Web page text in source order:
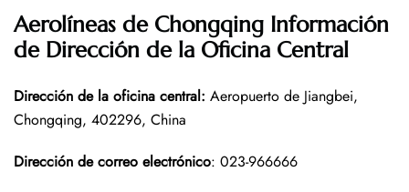
Aerolíneas de Chongqing Información
de Dirección de la Oficina Central
Dirección de la oficina central: Aeropuerto de Jiangbei,
Chongqing, 402296, China
Dirección de correo electrónico: 023-966666